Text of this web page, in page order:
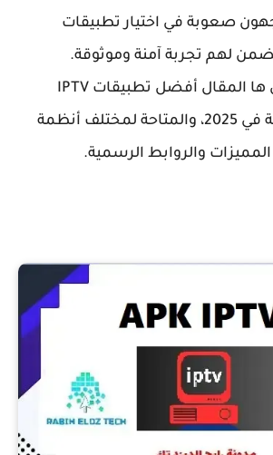
صعوبة في اختيار تطبيقات
لهم تجربة آمنة وموثوقة.
المقال
أفضل تطبيقات IPTV
2025
، والمتاحة لمختلف أنظمة
والروابط الرسمية.